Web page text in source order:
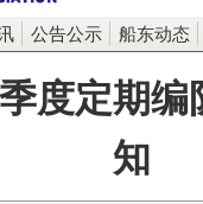
公告公示 船东动态
度定期
知